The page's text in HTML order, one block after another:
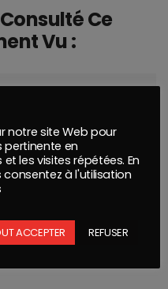
Ce
Vu :
notre site Web pour
pertinente en
les visites répétées. En
consentez à l'utilisation
ACCEPTER REFUSER